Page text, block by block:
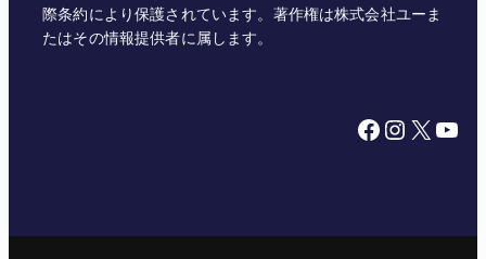
際条約により保護されています。著作権は株式会社ユーま
たはその情報提供者に属します。
Facebook Instagram X YouTube